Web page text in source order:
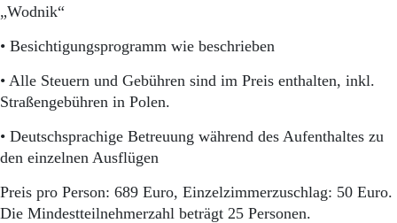
„Wodnik“
• Besichtigungsprogramm wie beschrieben
• Alle Steuern und Gebühren sind im Preis enthalten, inkl.
Straßengebühren in Polen.
• Deutschsprachige Betreuung während des Aufenthaltes zu
den einzelnen Ausflügen
Preis pro Person: 689 Euro, Einzelzimmerzuschlag: 50 Euro.
Die Mindestteilnehmerzahl beträgt 25 Personen.